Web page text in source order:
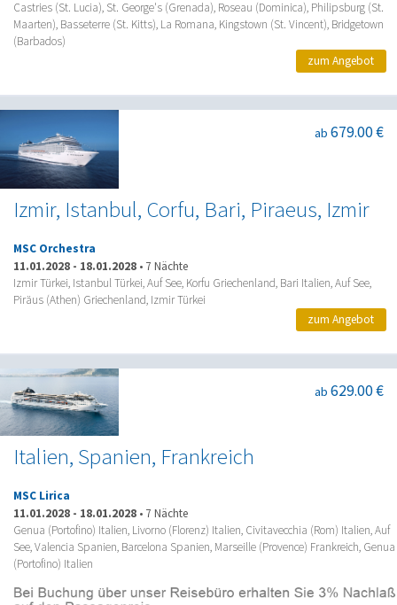
Castries (St. Lucia), St. George's (Grenada), Roseau (Dominica), Philipsburg (St.
Maarten), Basseterre (St. Kitts), La Romana, Kingstown (St. Vincent), Bridgetown
(Barbados)
zum Angebot
Izmir, Istanbul, Corfu, Bari, Piraeus, Izmir
ab 679.00 €
MSC Orchestra
11.01.2028 - 18.01.2028 • 7 Nächte
Izmir Türkei, Istanbul Türkei, Auf See, Korfu Griechenland, Bari Italien, Auf See,
Piräus (Athen) Griechenland, Izmir Türkei
zum Angebot
Italien, Spanien, Frankreich
ab 629.00 €
MSC Lirica
11.01.2028 - 18.01.2028 • 7 Nächte
Genua (Portofino) Italien, Livorno (Florenz) Italien, Civitavecchia (Rom) Italien, Auf
See, Valencia Spanien, Barcelona Spanien, Marseille (Provence) Frankreich, Genua
(Portofino) Italien